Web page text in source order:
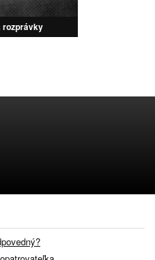
rozprávky